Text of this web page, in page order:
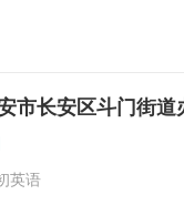
市长安区斗门街
英语